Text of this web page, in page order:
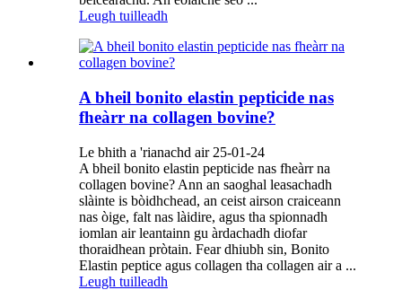
Leugh tuilleadh
A bheil bonito elastin pepticide nas
fheàrr na collagen bovine?
Le bhith a 'rianachd air 25-01-24
A bheil bonito elastin pepticide nas fheàrr na
collagen bovine? Ann an saoghal leasachadh
slàinte is bòidhchead, an ceist airson craiceann
nas òige, falt nas làidire, agus tha spionnadh
iomlan air leantainn gu àrdachadh diofar
thoraidhean pròtain. Fear dhiubh sin, Bonito
Elastin peptice agus collagen tha collagen air a ...
Leugh tuilleadh